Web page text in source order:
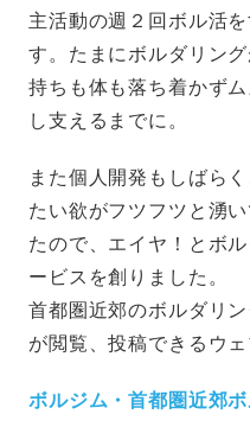
主活動の週２回ボル活
す。たまにボルダリン
持ちも体も落ち着かず
し支えるまでに。
また個人開発もしばら
たい欲がフツフツと湧
たので、エイヤ！とボ
ービスを創りました。
首都圏近郊のボルダリ
が閲覧、投稿できるウ
ボルジム・首都圏近郊